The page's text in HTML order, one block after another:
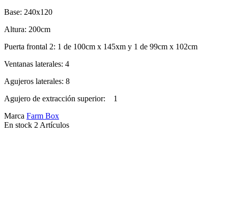
Base: 240x120
Altura: 200cm
Puerta frontal 2: 1 de 100cm x 145xm y 1 de 99cm x 102cm
Ventanas laterales: 4
Agujeros laterales: 8
Agujero de extracción superior: 1
Marca Farm Box
En stock 2 Artículos